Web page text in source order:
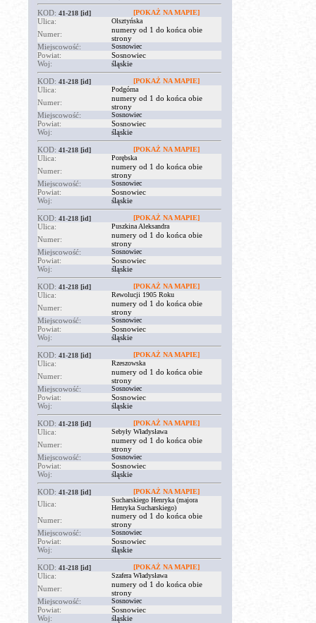
KOD: 41-218 [id] [POKAŻ NA MAPIE]
Ulica: Olsztyńska
Numer:
numery od 1 do końca obie
strony
Miejscowość:
Sosnowiec
Powiat:
Sosnowiec
Woj:
śląskie
KOD: 41-218 [id] [POKAŻ NA MAPIE]
Ulica: Podgórna
Numer:
numery od 1 do końca obie
strony
Miejscowość:
Sosnowiec
Powiat:
Sosnowiec
Woj:
śląskie
KOD: 41-218 [id] [POKAŻ NA MAPIE]
Ulica: Porębska
Numer:
numery od 1 do końca obie
strony
Miejscowość:
Sosnowiec
Powiat:
Sosnowiec
Woj:
śląskie
KOD: 41-218 [id] [POKAŻ NA MAPIE]
Ulica: Puszkina Aleksandra
Numer:
numery od 1 do końca obie
strony
Miejscowość:
Sosnowiec
Powiat:
Sosnowiec
Woj:
śląskie
KOD: 41-218 [id] [POKAŻ NA MAPIE]
Ulica: Rewolucji 1905 Roku
Numer:
numery od 1 do końca obie
strony
Miejscowość:
Sosnowiec
Powiat:
Sosnowiec
Woj:
śląskie
KOD: 41-218 [id] [POKAŻ NA MAPIE]
Ulica: Rzeszowska
Numer:
numery od 1 do końca obie
strony
Miejscowość:
Sosnowiec
Powiat:
Sosnowiec
Woj:
śląskie
KOD: 41-218 [id] [POKAŻ NA MAPIE]
Ulica: Sebyły Władysława
Numer:
numery od 1 do końca obie
strony
Miejscowość:
Sosnowiec
Powiat:
Sosnowiec
Woj:
śląskie
KOD: 41-218 [id] [POKAŻ NA MAPIE]
Ulica:
Sucharskiego Henryka (majora
Henryka Sucharskiego)
Numer:
numery od 1 do końca obie
strony
Miejscowość:
Sosnowiec
Powiat:
Sosnowiec
Woj:
śląskie
KOD: 41-218 [id] [POKAŻ NA MAPIE]
Ulica: Szafera Władysława
Numer:
numery od 1 do końca obie
strony
Miejscowość:
Sosnowiec
Powiat:
Sosnowiec
Woj:
śląskie